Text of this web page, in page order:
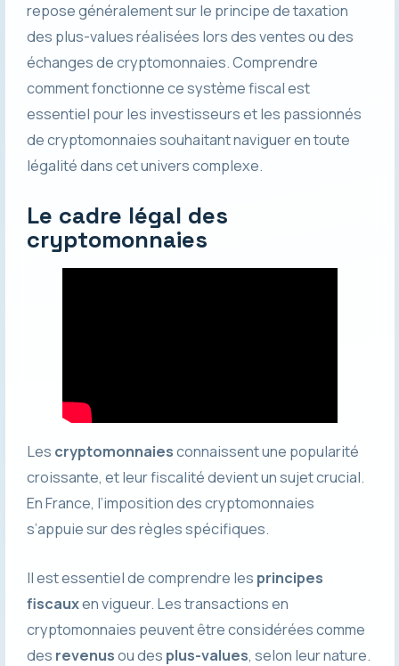
repose généralement sur le principe de taxation
des plus-values réalisées lors des ventes ou des
échanges de cryptomonnaies. Comprendre
comment fonctionne ce système fiscal est
essentiel pour les investisseurs et les passionnés
de cryptomonnaies souhaitant naviguer en toute
légalité dans cet univers complexe.
Le cadre légal des
cryptomonnaies
Les cryptomonnaiesconnaissent une popularité
croissante, et leur fiscalité devient un sujet crucial.
En France, l’imposition des cryptomonnaies
s’appuie sur des règles spécifiques.
Il est essentiel de comprendre les principes
fiscauxen vigueur. Les transactions en
cryptomonnaies peuvent être considérées comme
des revenusou des plus-values, selon leur nature.